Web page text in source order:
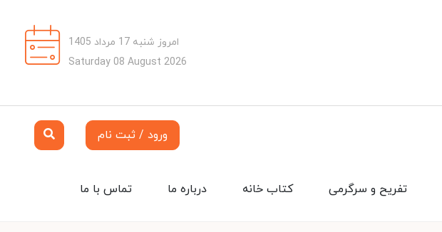
امروز شنبه 17 مرداد 1405
Saturday 08 August 2026
ورود / ثبت نام
تماس با ما درباره ما کتاب خانه تفریح و سرگرمی